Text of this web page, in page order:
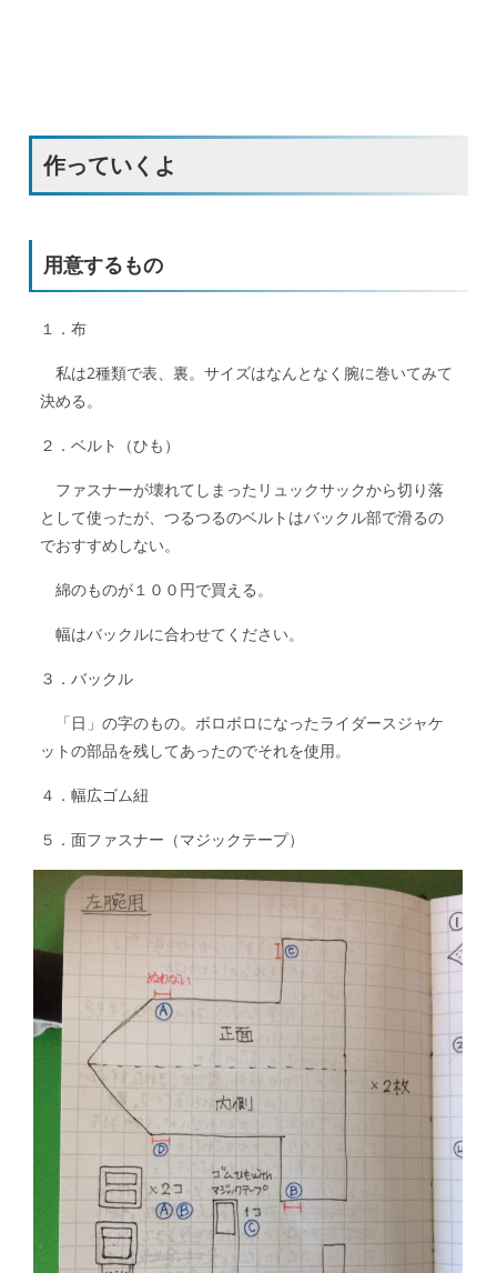
作っていくよ
用意するもの
１．布
私は2種類で表、裏。サイズはなんとなく腕に巻いてみて
決める。
２．ベルト（ひも）
ファスナーが壊れてしまったリュックサックから切り落
として使ったが、つるつるのベルトはバックル部で滑るの
でおすすめしない。
綿のものが１００円で買える。
幅はバックルに合わせてください。
３．バックル
「日」の字のもの。ボロボロになったライダースジャケ
ットの部品を残してあったのでそれを使用。
４．幅広ゴム紐
５．面ファスナー（マジックテープ）